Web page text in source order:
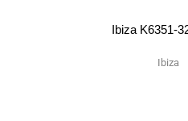
Ibiza K6351-
Ibiza